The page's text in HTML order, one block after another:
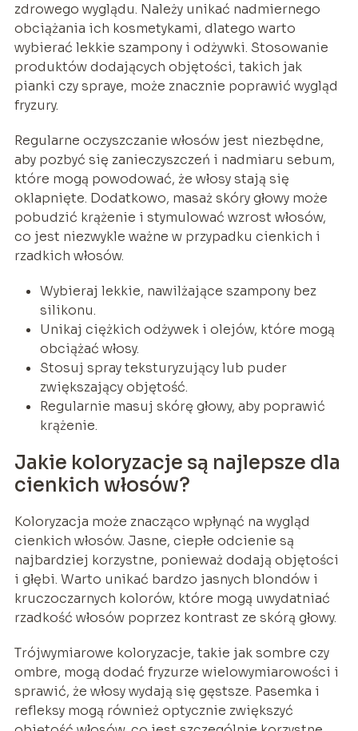
zdrowego wyglądu. Należy unikać nadmiernego
obciążania ich kosmetykami, dlatego warto
wybierać lekkie szampony i odżywki. Stosowanie
produktów dodających objętości, takich jak
pianki czy spraye, może znacznie poprawić wygląd
fryzury.
Regularne oczyszczanie włosów jest niezbędne,
aby pozbyć się zanieczyszczeń i nadmiaru sebum,
które mogą powodować, że włosy stają się
oklapnięte. Dodatkowo, masaż skóry głowy może
pobudzić krążenie i stymulować wzrost włosów,
co jest niezwykle ważne w przypadku cienkich i
rzadkich włosów.
Wybieraj lekkie, nawilżające szampony bez
silikonu.
Unikaj ciężkich odżywek i olejów, które mogą
obciążać włosy.
Stosuj spray teksturyzujący lub puder
zwiększający objętość.
Regularnie masuj skórę głowy, aby poprawić
krążenie.
Jakie koloryzacje są najlepsze dla
cienkich włosów?
Koloryzacja może znacząco wpłynąć na wygląd
cienkich włosów. Jasne, ciepłe odcienie są
najbardziej korzystne, ponieważ dodają objętości
i głębi. Warto unikać bardzo jasnych blondów i
kruczoczarnych kolorów, które mogą uwydatniać
rzadkość włosów poprzez kontrast ze skórą głowy.
Trójwymiarowe koloryzacje, takie jak sombre czy
ombre, mogą dodać fryzurze wielowymiarowości i
sprawić, że włosy wydają się gęstsze. Pasemka i
refleksy mogą również optycznie zwiększyć